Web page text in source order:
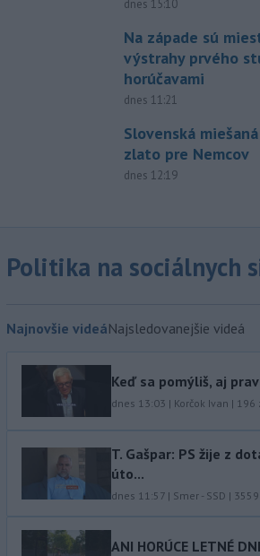
dnes 15:10
Na západe sú
výstrahy prvého
horúčavami
dnes 11:21
Slovenská
zlato pre Nemcov
dnes 12:19
Politika na sociálnych
Najnovšie videáNajsledovanejšie videá
Keď sa pomýliš, aj
dnes 13:03 | Korčok Ivan | 196
T. Gašpar: PS žije z
úto...
dnes 11:57 | Smer - SSD | 3559
ANI HORÚCE LETNÉ